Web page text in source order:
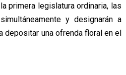
primera legislatura ordinaria, las
y designarán a
depositar una ofrenda floral en el